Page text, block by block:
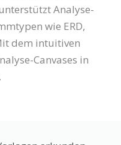
Analyse-
wie ERD,
dem intuitiven
Canvases in